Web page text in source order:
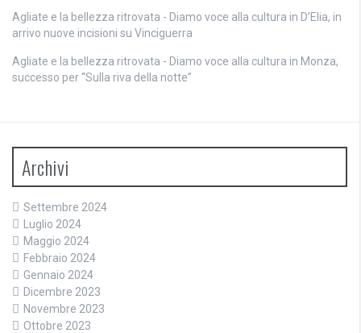
Agliate e la bellezza ritrovata - Diamo voce alla cultura in D’Elia, in
arrivo nuove incisioni su Vinciguerra
Agliate e la bellezza ritrovata - Diamo voce alla cultura in Monza,
successo per “Sulla riva della notte”
Archivi
Settembre 2024
Luglio 2024
Maggio 2024
Febbraio 2024
Gennaio 2024
Dicembre 2023
Novembre 2023
Ottobre 2023